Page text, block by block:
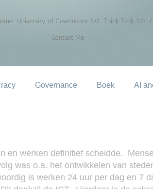
University of Governance 5.0 Think Tank 5.0
Contact Me
Governance Boek AI
en werken definitief scheidde.
was o.a. het ontwikkelen van
is werken 24 uur per dag en 7